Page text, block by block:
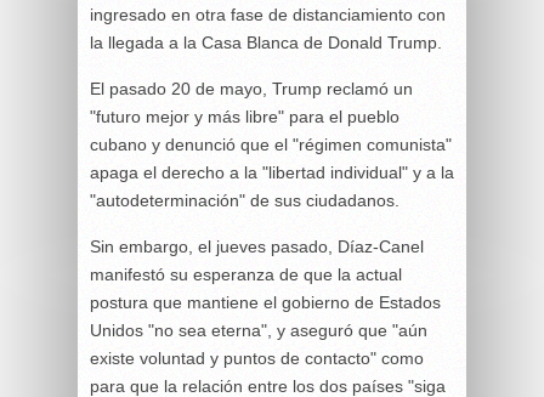
ingresado en otra fase de distanciamiento con
la llegada a la Casa Blanca de Donald Trump.
El pasado 20 de mayo, Trump reclamó un
"futuro mejor y más libre" para el pueblo
cubano y denunció que el "régimen comunista"
apaga el derecho a la "libertad individual" y a la
"autodeterminación" de sus ciudadanos.
Sin embargo, el jueves pasado, Díaz-Canel
manifestó su esperanza de que la actual
postura que mantiene el gobierno de Estados
Unidos "no sea eterna", y aseguró que "aún
existe voluntad y puntos de contacto" como
para que la relación entre los dos países "siga